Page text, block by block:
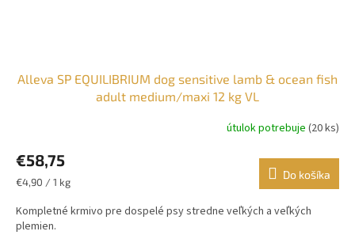
Alleva SP EQUILIBRIUM dog sensitive lamb & ocean fish
adult medium/maxi 12 kg VL
útulok potrebuje (20 ks)
€58,75
Jednotková
€4,90 / 1 kg
Do košíka
Kompletné krmivo pre dospelé psy stredne veľkých a veľkých
plemien.